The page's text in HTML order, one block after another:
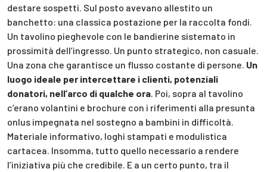
destare sospetti. Sul posto avevano allestito un
banchetto: una classica postazione per la raccolta fondi.
Un tavolino pieghevole con le bandierine sistemato in
prossimità dell’ingresso. Un punto strategico, non casuale.
Una zona che garantisce un flusso costante di persone. Un
luogo ideale per intercettare i clienti, potenziali
donatori, nell’arco di qualche ora. Poi, sopra al tavolino
c’erano volantini e brochure con i riferimenti alla presunta
onlus impegnata nel sostegno a bambini in difficoltà.
Materiale informativo, loghi stampati e modulistica
cartacea. Insomma, tutto quello necessario a rendere
l’iniziativa più che credibile. E a un certo punto, tra il